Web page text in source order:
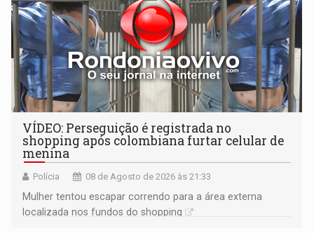
VÍDEO: Perseguição é registrada no
shopping após colombiana furtar celular de
menina
Polícia 08 de Agosto de 2026 às 21:33
Mulher tentou escapar correndo para a área externa
localizada nos fundos do shopping